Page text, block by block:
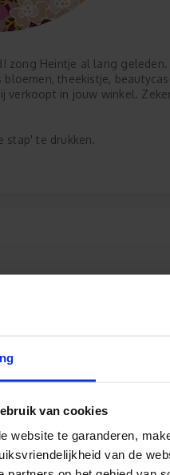
van cookies
website te garanderen,
van de
zong Heintje al lang geleden.
theekistje,
verkoopt in jouw winkel.
stap' te drukken.